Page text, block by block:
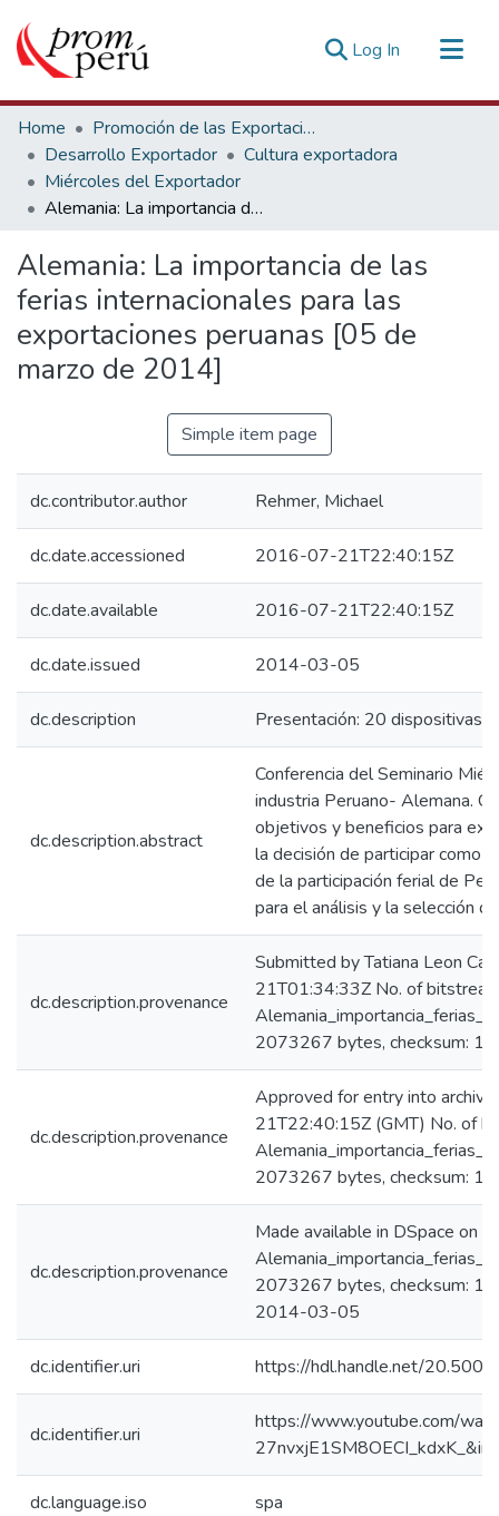
Log In (current)
Communities & Collections
All of DSpace
Statistics
Estadísticas Externas
Home
Promoción de las Exportaciones
Desarrollo Exportador
Cultura exportadora
Miércoles del Exportador
Alemania: La importancia de las ferias internacionales para las exportaciones peruanas [05 de marzo de 2014]
Alemania: La importancia de las
ferias internacionales para las
exportaciones peruanas [05 de
marzo de 2014]
Simple item page
dc.contributor.author Rehmer, Michael
dc.date.accessioned 2016-07-21T22:40:15Z
dc.date.available 2016-07-21T22:40:15Z
dc.date.issued 2014-03-05
dc.description Presentación: 20 dispositivas.
dc.description.abstract
Conferencia del Seminario
industria Peruano- Alemana.
objetivos y beneficios para
la decisión de participar como
de la participación ferial de
para el análisis y la selección
dc.description.provenance
Submitted by Tatiana Leon
21T01:34:33Z No. of
2073267 bytes, checksum:
dc.description.provenance
Approved for entry into
21T22:40:15Z (GMT) No. of
2073267 bytes, checksum:
dc.description.provenance
Made available in DSpace on
2073267 bytes, checksum:
2014-03-05
dc.identifier.uri https://hdl.handle.net/
dc.identifier.uri
https://www.youtube.com/
dc.language.iso spa